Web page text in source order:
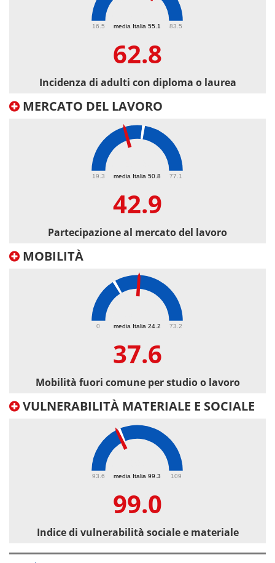
media Italia 55.1
16.5 83.5
62.8
Incidenza di adulti con diploma o laurea
MERCATO DEL LAVORO
media Italia 50.8
19.3 77.1
42.9
Partecipazione al mercato del lavoro
MOBILITÀ
media Italia 24.2
0 73.2
37.6
Mobilità fuori comune per studio o lavoro
VULNERABILITÀ MATERIALE E SOCIALE
media Italia 99.3
93.6 109
99.0
Indice di vulnerabilità sociale e materiale